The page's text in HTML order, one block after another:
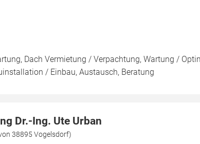
Dach Vermietung / Verpachtung, Wartung /
/ Einbau, Austausch, Beratung
Dr.-Ing. Ute Urban
38895 Vogelsdorf)